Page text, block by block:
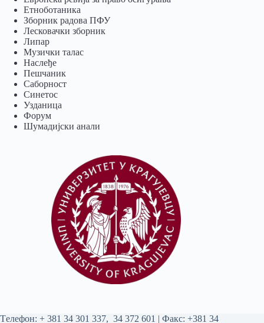
Eтноботаника
Зборник радова ПФУ
Лесковачки зборник
Липар
Музички талас
Наслеђе
Пешчаник
Саборност
Синетос
Узданица
Форум
Шумадијски анали
Tелефон: + 381 34 301 337, 34 372 601 | Факс: +381 34